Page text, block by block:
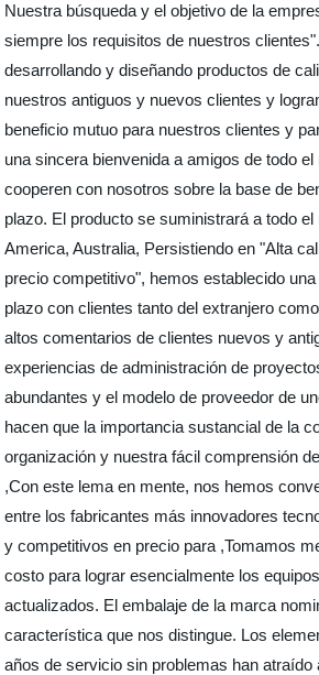
Nuestra búsqueda y el objetivo de la
siempre los requisitos de nuestros
desarrollando y diseñando productos de
nuestros antiguos y nuevos clientes y
beneficio mutuo para nuestros clientes y
una sincera bienvenida a amigos de todo
cooperen con nosotros sobre la base de
plazo. El producto se suministrará a todo
America, Australia, Persistiendo en "Alta
precio competitivo", hemos establecido
plazo con clientes tanto del extranjero
altos comentarios de clientes nuevos y
experiencias de administración de
abundantes y el modelo de proveedor de
hacen que la importancia sustancial de la
organización y nuestra fácil comprensión
,Con este lema en mente, nos hemos
entre los fabricantes más innovadores
y competitivos en precio para ,Tomamos
costo para lograr esencialmente los
actualizados. El embalaje de la marca
característica que nos distingue. Los
años de servicio sin problemas han atraído